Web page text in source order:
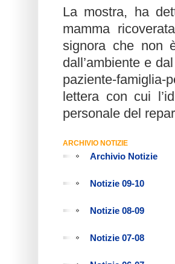
La mostra, ha
mamma
signora che non
dall’ambiente e
paziente-famiglia-
lettera con cui
personale del
ARCHIVIO NOTIZIE
Archivio Notizie
Notizie 09-10
Notizie 08-09
Notizie 07-08